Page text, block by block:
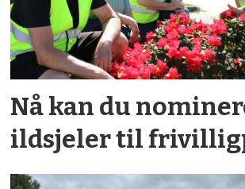
Nå kan du
ildsjeler til